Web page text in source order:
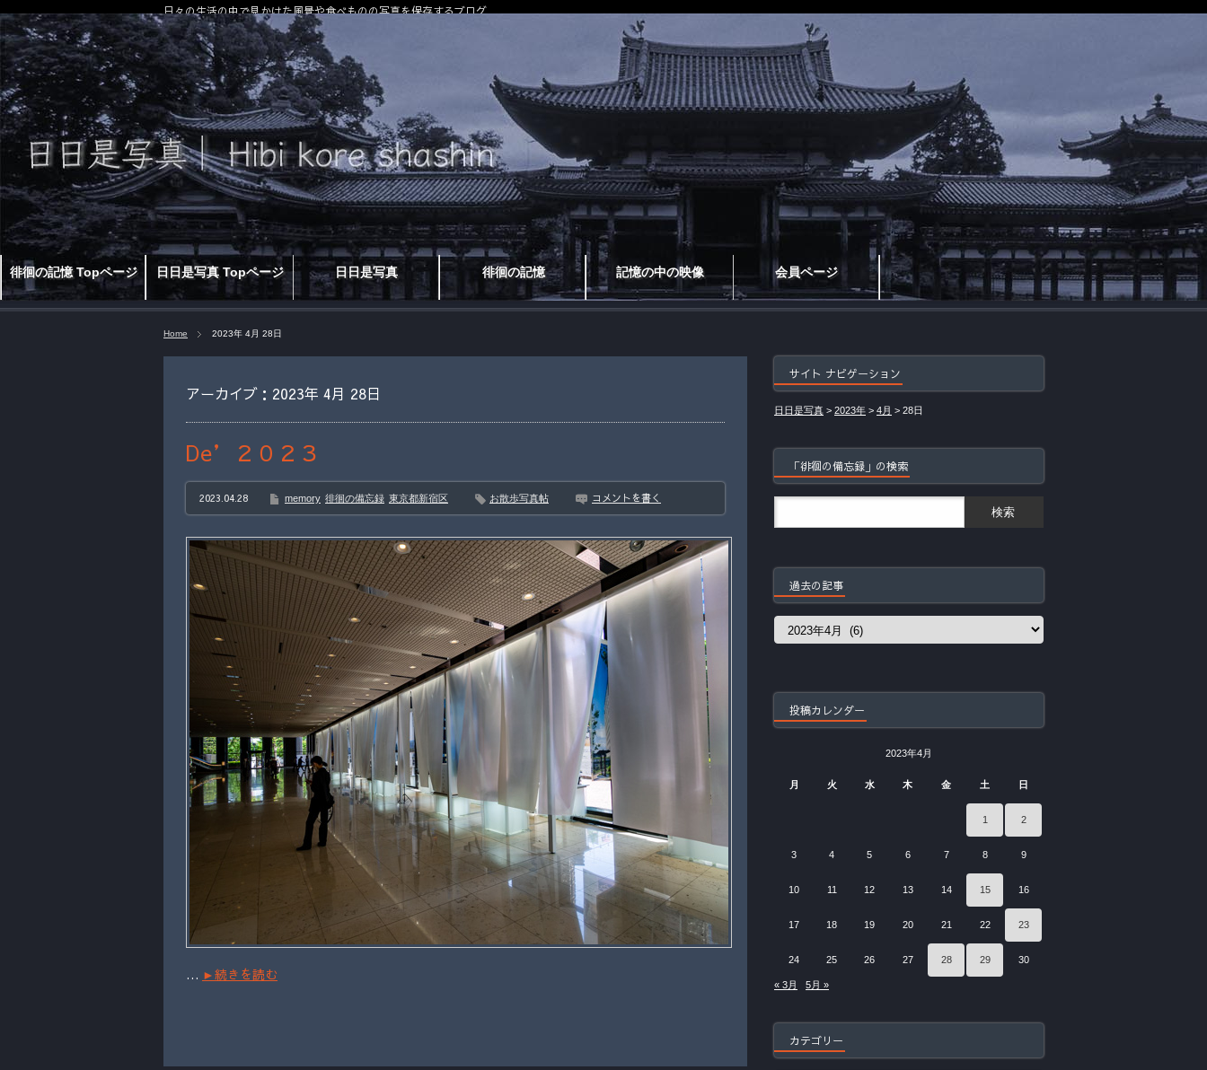
徘徊の記憶 Topページ 日日是写真 Topページ 日日是写真 徘徊の記憶 記憶の中の映像 会員ページ
日々の生活の中で見かけた風景や食べものの写真を保存するブログ
Home 2023年 4月 28日
アーカイブ：2023年 4月 28日
De’２０２３
2023.04.28 memory 徘徊の備忘録 東京都新宿区 お散歩写真帖 コメントを書く
… ►続きを読む
サイト ナビゲーション
日日是写真 > 2023年 > 4月 > 28日
「徘徊の備忘録」の検索
過去の記事
過
投稿カレンダー
2023年4月
月 火 水 木 金 土 日
1 2
3 4 5 6 7 8 9
10 11 12 13 14 15 16
17 18 19 20 21 22 23
24 25 26 27 28 29 30
« 3月 5月 »
カテゴリー